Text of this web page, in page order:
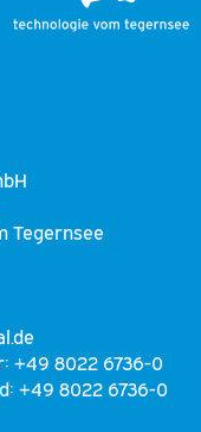
Tegernsee
+49 8022 6736-0
+49 8022 6736-0